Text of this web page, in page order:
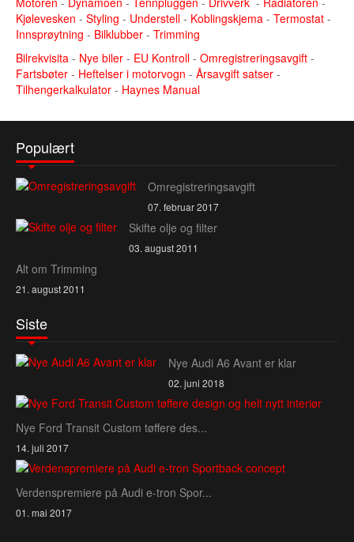
Kjølevesken - Styling - Understell - Koblingskjema - Termostat -
Innsprøytning - Bilklubber - Trimming
Bilrekvisita - Nye biler - EU Kontroll - Omregistreringsavgift -
Fartsbøter - Heftelser i motorvogn - Årsavgift satser -
Tilhengerkalkulator - Haynes Manual
Populært
Omregistreringsavgift
07. februar 2017
Skifte olje og filter
03. august 2011
Alt om Trimming
21. august 2011
Siste
Nye Audi A6 Avant er klar
02. juni 2018
Nye Ford Transit Custom tøffere des...
14. juli 2017
Verdenspremiere på Audi e‑tron Spor...
01. mai 2017